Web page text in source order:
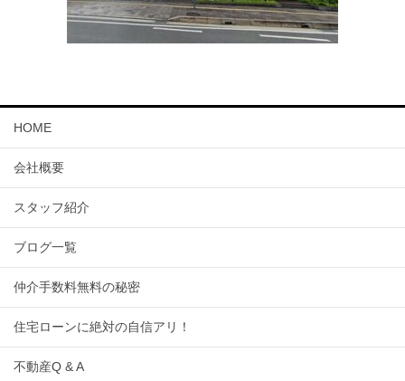
HOME
会社概要
スタッフ紹介
ブログ一覧
仲介手数料無料の秘密
住宅ローンに絶対の自信アリ！
不動産Q & A